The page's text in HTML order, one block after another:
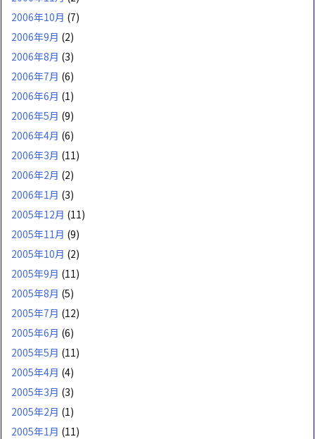
2006年10月 (7)
2006年9月 (2)
2006年8月 (3)
2006年7月 (6)
2006年6月 (1)
2006年5月 (9)
2006年4月 (6)
2006年3月 (11)
2006年2月 (2)
2006年1月 (3)
2005年12月 (11)
2005年11月 (9)
2005年10月 (2)
2005年9月 (11)
2005年8月 (5)
2005年7月 (12)
2005年6月 (6)
2005年5月 (11)
2005年4月 (4)
2005年3月 (3)
2005年2月 (1)
2005年1月 (11)